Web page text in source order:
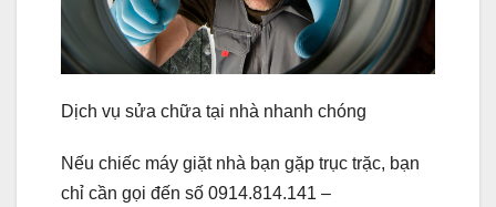
Dịch vụ sửa chữa tại nhà nhanh chóng
Nếu chiếc máy giặt nhà bạn gặp trục trặc, bạn
chỉ cần gọi đến số 0914.814.141 –